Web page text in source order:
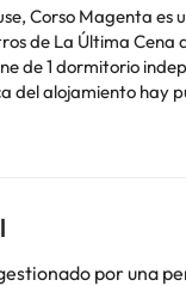
Corso Magenta
La Última Cena de
de 1 dormitorio
Si tienes
por una